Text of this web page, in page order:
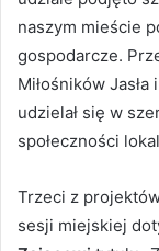
naszym mieście
gospodarcze.
Miłośników
udzielał się w
społeczności
Trzeci z
sesji miejskiej